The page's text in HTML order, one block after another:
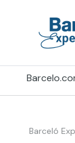
Barceló